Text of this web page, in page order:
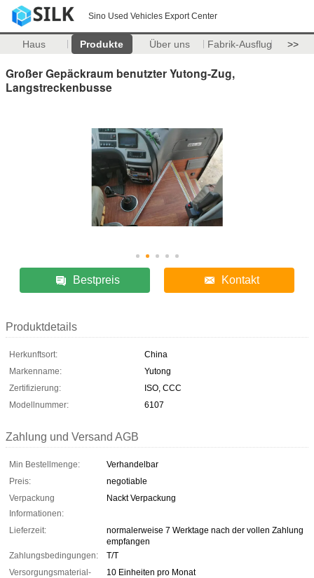
Sino Used Vehicles Export Center
Haus Produkte Über uns Fabrik-Ausflug >>
Großer Gepäckraum benutzter Yutong-Zug,
Langstreckenbusse
Bestpreis Kontakt
Produktdetails
Herkunftsort:
China
Markenname:
Yutong
Zertifizierung:
ISO, CCC
Modellnummer:
6107
Zahlung und Versand AGB
Min Bestellmenge:
Verhandelbar
Preis:
negotiable
Verpackung
Informationen:
Nackt Verpackung
Lieferzeit:
normalerweise 7 Werktage nach der vollen Zahlung
empfangen
Zahlungsbedingungen:
T/T
Versorgungsmaterial-
10 Einheiten pro Monat